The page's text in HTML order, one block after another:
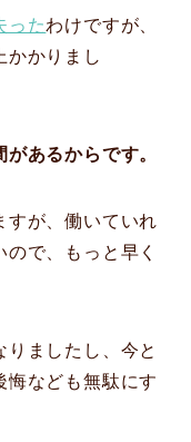
ったわけですが、
かかりまし
あるからです。
すが、働いていれ
で、もっと早く
りましたし、今と
悔なども無駄にす